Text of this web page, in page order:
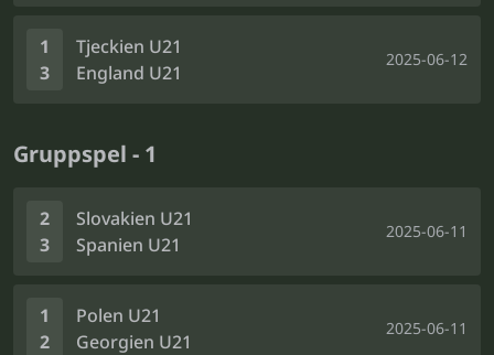
1
3
Tjeckien U21
England U21
2025-06-12
Gruppspel - 1
2
3
Slovakien U21
Spanien U21
2025-06-11
1
2
Polen U21
Georgien U21
2025-06-11